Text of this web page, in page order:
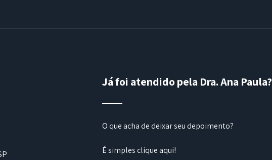
Já foi atendido pela Dra. Ana Paula?
O que acha de deixar seu depoimento?
É simplesclique aqui!